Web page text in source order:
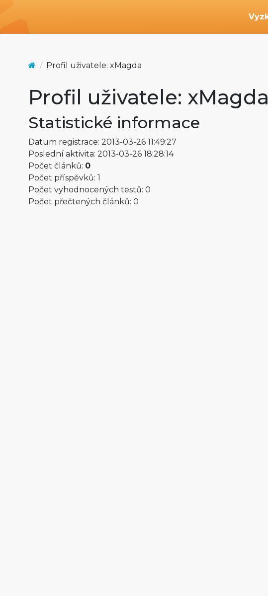
Profil uživatele: xMagda
Profil uživatele: xMagda
Statistické informace
Datum registrace: 2013-03-26 11:49:27
Poslední aktivita: 2013-03-26 18:28:14
Počet článků: 0
Počet příspěvků: 1
Počet vyhodnocených testů: 0
Počet přečtených článků: 0